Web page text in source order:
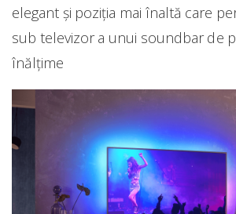
elegant și poziția mai înaltă care
sub televizor a unui soundbar de
înălțime